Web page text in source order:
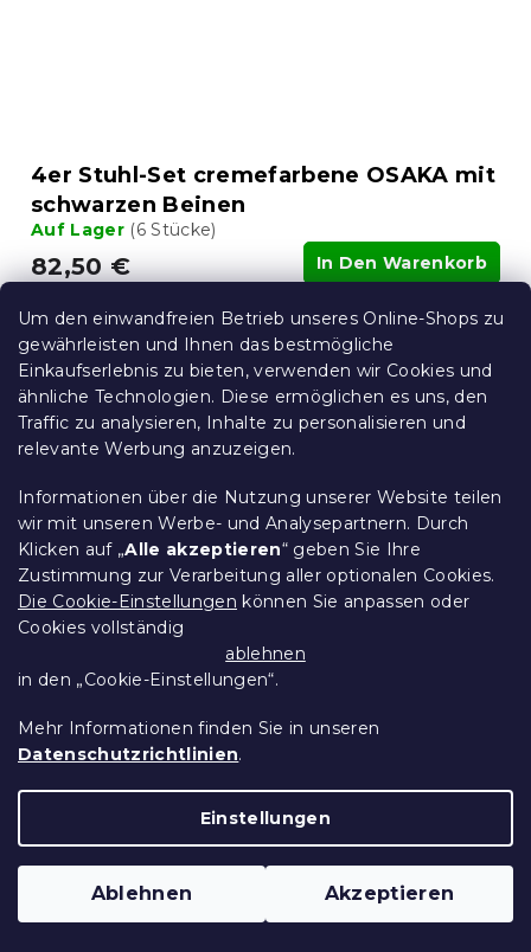
Um den einwandfreien Betrieb unseres Online-Shops zu
gewährleisten und Ihnen das bestmögliche
Einkaufserlebnis zu bieten, verwenden wir Cookies und
ähnliche Technologien. Diese ermöglichen es uns, den
Traffic zu analysieren, Inhalte zu personalisieren und
relevante Werbung anzuzeigen.
Informationen über die Nutzung unserer Website teilen
wir mit unseren Werbe- und Analysepartnern. Durch
Klicken auf „Alle akzeptieren“ geben Sie Ihre
Zustimmung zur Verarbeitung aller optionalen Cookies.
Die Cookie-Einstellungen können Sie anpassen oder
Cookies vollständig
ablehnen
in den „Cookie-Einstellungen“.
Mehr Informationen finden Sie in unseren
Datenschutzrichtlinien.
Einstellungen
Ablehnen Akzeptieren
4er Stuhl-Set cremefarbene OSAKA mit
schwarzen Beinen
Auf Lager (6 Stücke)
82,50 € In Den Warenkorb
10 % Rabattcode:
MINUS10
15 % Rabattcode:
MINUS15
4er Stuhl-Set dunkelbraune OSAKA mit
schwarzen Beinen
Auf Lager(1 Stücke)
10 % Rabattcode: